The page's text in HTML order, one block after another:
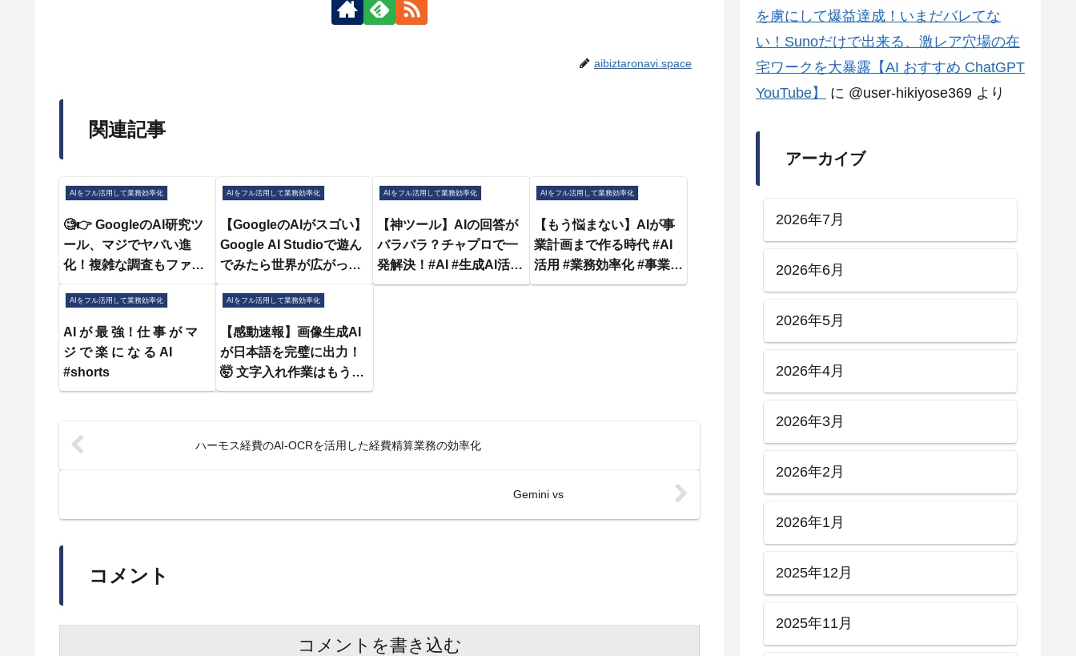
aibiztaronavi.space
関連記事
AIをフル活用して業務効率化
🧐👉 GoogleのAI研究ツ
ール、マジでヤバい進
化！複雑な調査もファイ
よ！ #QixNewsAI
AIをフル活用して業務効率化
【GoogleのAIがスゴい】
Google AI Studioで遊ん
でみたら世界が広がっ
「その業務、AIにやらせ
てみたら？」#10
AIをフル活用して業務効率化
【神ツール】AIの回答が
バラバラ？チャプロで一
発解決！#AI #生成AI活用
#業務効率化 #チャプロ
AIをフル活用して業務効率化
【もう悩まない】AIが事
業計画まで作る時代 #AI
活用 #業務効率化 #事業計
画 #アイデア出し #起業 #
AIをフル活用して業務効率化
AI が 最 強！仕 事 が マ
ジ で 楽 に な る AI
#shorts
AIをフル活用して業務効率化
【感動速報】画像生成AI
が日本語を完璧に出力！
🤯 文字入れ作業はもうい
らん！【Gemini/Nano
ハーモス経費のAI-OCRを活用した経費精算業務の効率化
Gemini vs
コメント
コメントを書き込む
を虜にして爆益達成！いまだバレてな
い！Sunoだけで出来る、激レア穴場の在
宅ワークを大暴露【AI おすすめ ChatGPT
YouTube】
に @user-hikiyose369 より
アーカイブ
2026年7月
2026年6月
2026年5月
2026年4月
2026年3月
2026年2月
2026年1月
2025年12月
2025年11月